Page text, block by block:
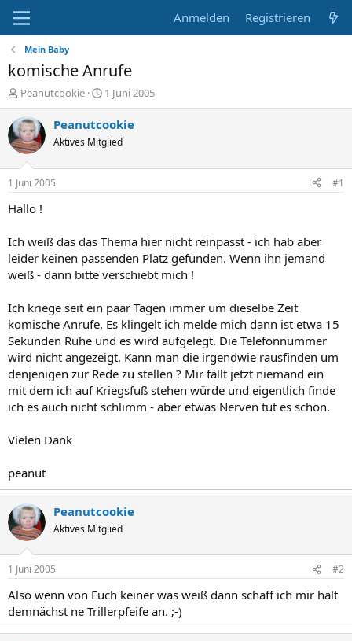
Anmelden Registrieren
Mein Baby
komische Anrufe
E
r
s
t
e
e
r
Peanutcookie
E
r
s
e
t
1 Juni 2005
Peanutcookie
Aktives Mitglied
1 Juni 2005 #1
Hallo !
Ich weiß das das Thema hier nicht reinpasst - ich hab aber
leider keinen passenden Platz gefunden. Wenn ihn jemand
weiß - dann bitte verschiebt mich !
Ich kriege seit ein paar Tagen immer um dieselbe Zeit
komische Anrufe. Es klingelt ich melde mich dann ist etwa 15
Sekunden Ruhe und es wird aufgelegt. Die Telefonnummer
wird nicht angezeigt. Kann man die irgendwie rausfinden um
denjenigen zur Rede zu stellen ? Mir fällt jetzt niemand ein
mit dem ich auf Kriegsfuß stehen würde und eigentlich finde
ich es auch nicht schlimm - aber etwas Nerven tut es schon.
Vielen Dank
peanut
Peanutcookie
Aktives Mitglied
1 Juni 2005 #2
Also wenn von Euch keiner was weiß dann schaff ich mir halt
demnächst ne Trillerpfeife an. ;-)